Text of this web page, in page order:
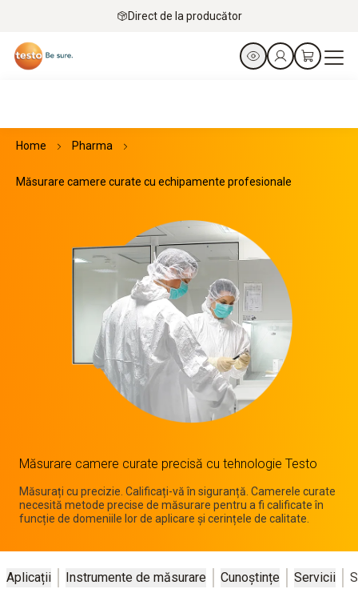
Direct de la producător
Home Pharma
Măsurare camere curate cu echipamente profesionale
Măsurare camere curate precisă cu tehnologie Testo
Măsurați cu precizie. Calificați-vă în siguranță. Camerele curate
necesită metode precise de măsurare pentru a fi calificate în
funcție de domeniile lor de aplicare și cerințele de calitate.
Aplicații Instrumente de măsurare Cunoștințe Servicii